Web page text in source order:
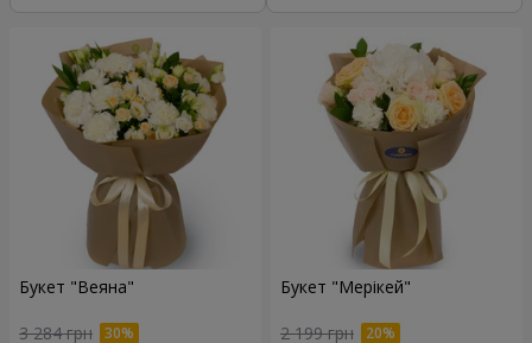
Букет "Веяна"
3 284 грн
Букет "Мерікей"
2 199 грн